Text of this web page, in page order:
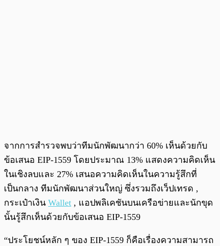
จากการสำรวจพบว่าทีมนักพัฒนากว่า 60% เห็นด้วยกับ
ข้อเสนอ EIP-1559 โดยประมาณ 13% แสดงความคิดเห็น
ในเชิงลบและ 27% เสนอความคิดเห็นในความรู้สึกที่
เป็นกลาง ทีมนักพัฒนาส่วนใหญ่ ซึ่งรวมถึงเว็ปเทรด ,
กระเป๋าเงิน Wallet , แอปพลิเคชันบนเครือข่ายและนักขุด
นั้นรู้สึกเห็นด้วยกับข้อเสนอ EIP-1559
“ประโยชน์หลัก ๆ ของ EIP-1559 ก็คือเรื่องความสามารถ